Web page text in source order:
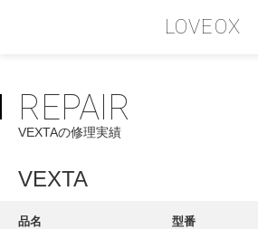
LOVEOX
PHILOSOPHY
フィロソフィー
COMPANY PROFILE
REPAIR
VEXTAの修理実績
VEXTA
品名 型番